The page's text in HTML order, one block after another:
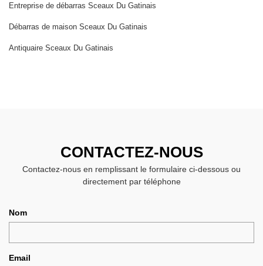
Entreprise de débarras Sceaux Du Gatinais
Débarras de maison Sceaux Du Gatinais
Antiquaire Sceaux Du Gatinais
CONTACTEZ-NOUS
Contactez-nous en remplissant le formulaire ci-dessous ou
directement par téléphone
Nom
Email